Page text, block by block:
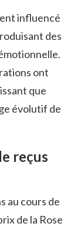
influencé
des
ont
que
évolutif de
reçus
au cours de
de la Rose